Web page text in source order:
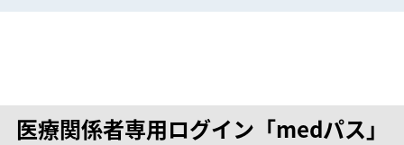
医療関係者専用ログイン「medパス」